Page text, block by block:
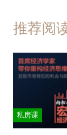
推荐阅
私房课